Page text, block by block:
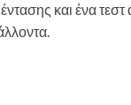
και ένα τεστ